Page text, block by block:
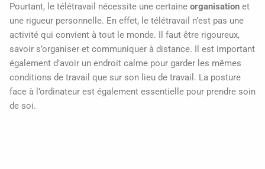
Pourtant, le télétravail nécessite une certaine organisation et
une rigueur personnelle. En effet, le télétravail n’est pas une
activité qui convient à tout le monde. Il faut être rigoureux,
savoir s’organiser et communiquer à distance. Il est important
également d’avoir un endroit calme pour garder les mêmes
conditions de travail que sur son lieu de travail. La posture
face à l’ordinateur est également essentielle pour prendre soin
de soi.